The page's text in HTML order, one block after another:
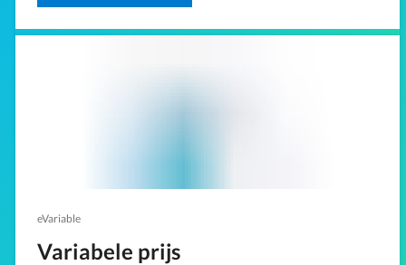
eVariable
Variabele prijs